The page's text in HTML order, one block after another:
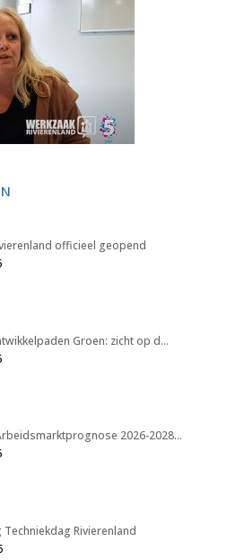
officieel geopend
Groen: zicht op d…
2026-2028…
Rivierenland